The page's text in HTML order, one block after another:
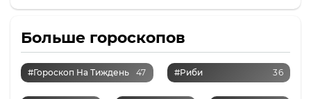
Больше гороскопов
#Гороскоп На Тиждень 47 #Риби 36